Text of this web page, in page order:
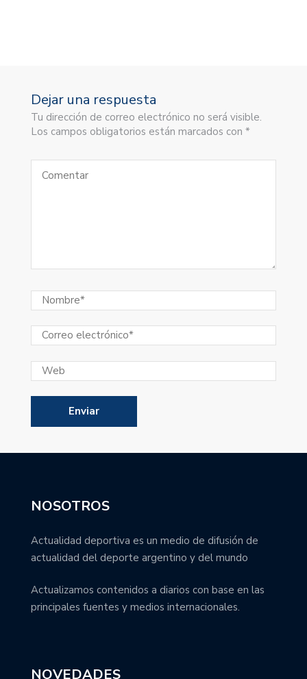
Dejar una respuesta
Tu dirección de correo electrónico no será visible.
Los campos obligatorios están marcados con *
NOSOTROS
Actualidad deportiva es un medio de difusión de
actualidad del deporte argentino y del mundo
Actualizamos contenidos a diarios con base en las
principales fuentes y medios internacionales.
NOVEDADES